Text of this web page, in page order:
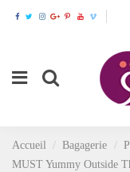
Accueil Bagagerie
MUST Yummy Outside